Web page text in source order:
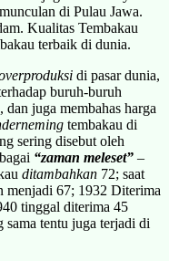
di Pulau Jawa.
Kualitas Tembakau
terbaik di dunia.
di pasar dunia,
buruh-buruh
, dan juga membahas harga
tembakau di
sering disebut oleh
“zaman meleset” –
ditambahkan 72; saat
67; 1932 Diterima
tinggal diterima 45
sama tentu juga terjadi di